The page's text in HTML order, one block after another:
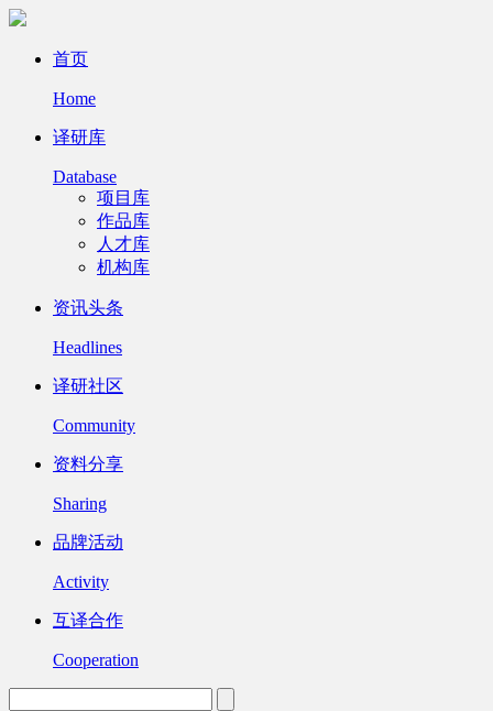
首页
Home
译研库
Database
项目库
作品库
人才库
机构库
资讯头条
Headlines
译研社区
Community
资料分享
Sharing
品牌活动
Activity
互译合作
Cooperation